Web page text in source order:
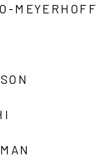
MEYERHOFF